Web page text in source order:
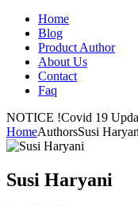
Home
Blog
Product Author
About Us
Contact
Faq
NOTICE !Covid 19
HomeAuthorsSusi
Susi Haryani